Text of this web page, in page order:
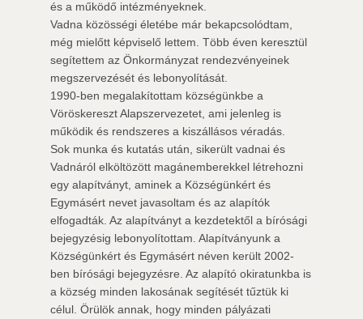
és a működő intézményeknek.
Vadna közösségi életébe már bekapcsolódtam,
még mielőtt képviselő lettem. Több éven keresztül
segítettem az Önkormányzat rendezvényeinek
megszervezését és lebonyolítását.
1990-ben megalakítottam községünkbe a
Vöröskereszt Alapszervezetet, ami jelenleg is
működik és rendszeres a kiszállásos véradás.
Sok munka és kutatás után, sikerült vadnai és
Vadnáról elköltözött magánemberekkel létrehozni
egy alapítványt, aminek a Községünkért és
Egymásért nevet javasoltam és az alapítók
elfogadták. Az alapítványt a kezdetektől a bírósági
bejegyzésig lebonyolítottam. Alapítványunk a 
Községünkért és Egymásért néven került 2002-
ben bírósági bejegyzésre. Az alapító okiratunkba is
a község minden lakosának segítését tűztük ki
célul. Örülök annak, hogy minden pályázati